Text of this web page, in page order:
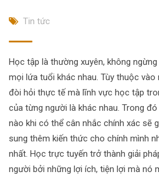
Tin tức
Học tập là thường xuyên, không
mọi lứa tuổi khác nhau. Tùy thuộc vào
đòi hỏi thực tế mà lĩnh vực học tập
của từng người là khác nhau. Trong
nào khi có thể cân nhắc chính xác sẽ
sung thêm kiến thức cho chính mình
nhất. Học trực tuyến trở thành giải
người bởi những lợi ích, tiện lợi mà nó